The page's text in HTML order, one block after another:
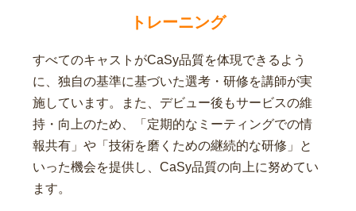
トレーニング
すべてのキャストがCaSy品質を体現できるよう
に、独自の基準に基づいた選考・研修を講師が実
施しています。また、デビュー後もサービスの維
持・向上のため、「定期的なミーティングでの情
報共有」や「技術を磨くための継続的な研修」と
いった機会を提供し、CaSy品質の向上に努めてい
ます。